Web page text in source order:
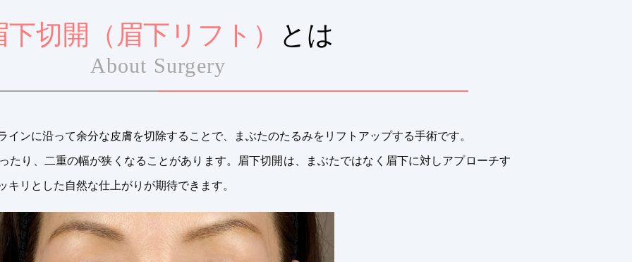
下切開（眉下リフト） とは
About Surgery
ンに沿って余分な皮膚を切除することで、まぶたのたるみをリフトアップする手術です。
たり、二重の幅が狭くなることがあります。眉下切開は、まぶたではなく眉下に対しアプローチす
リとした自然な仕上がりが期待できます。